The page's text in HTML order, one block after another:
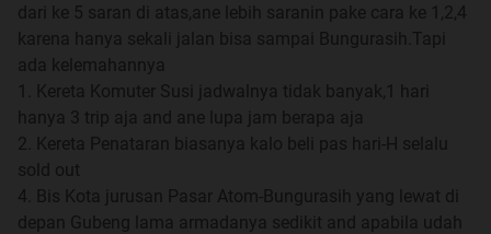
dari ke 5 saran di atas,ane lebih saranin pake cara ke 1,2,4
karena hanya sekali jalan bisa sampai Bungurasih.Tapi
ada kelemahannya
1. Kereta Komuter Susi jadwalnya tidak banyak,1 hari
hanya 3 trip aja and ane lupa jam berapa aja
2. Kereta Penataran biasanya kalo beli pas hari-H selalu
sold out
4. Bis Kota jurusan Pasar Atom-Bungurasih yang lewat di
depan Gubeng lama armadanya sedikit and apabila udah